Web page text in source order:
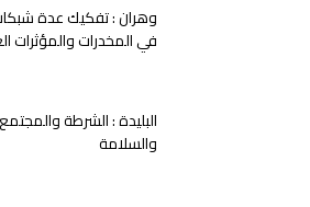
وهران : تفكيك عدة
في المخدرات والمؤثرات
البليدة : الشرطة
والسلامة